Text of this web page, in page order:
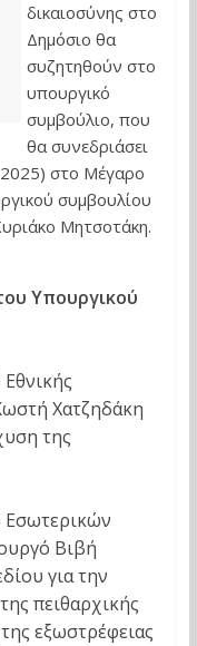
δικαιοσύνης στο
Δημόσιο θα
συζητηθούν στο
υπουργικό
συμβούλιο, που
θα συνεδριάσει
στο Μέγαρο
συμβουλίου
Μητσοτάκη.
Υπουργικού
Χατζηδάκη
της
Βιβή
για την
πειθαρχικής
εξωστρέφειας